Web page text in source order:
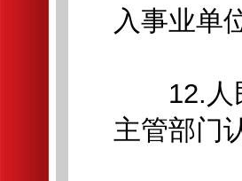
入事业单
12.人民
主管部门